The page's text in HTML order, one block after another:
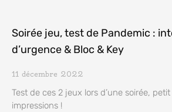
Soirée jeu, test de Pandemic :
d’urgence & Bloc & Key
11 décembre 2022
Test de ces 2 jeux lors d’une soirée,
impressions !